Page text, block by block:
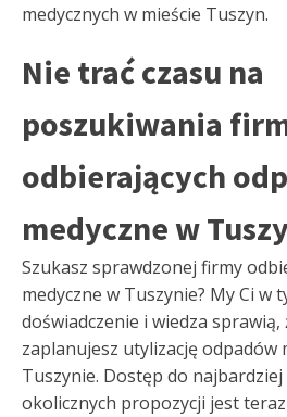
medycznych w mieście Tuszyn.
Nie trać czasu na
poszukiwania
odbierających
medyczne w
Szukasz sprawdzonej firmy
medyczne w Tuszynie? My Ci w
doświadczenie i wiedza
zaplanujesz utylizację odpadów
Tuszynie. Dostęp do
okolicznych propozycji jest